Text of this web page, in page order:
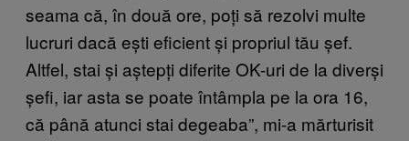
seama că, în două ore, poți să rezolvi multe
lucruri dacă ești eficient și propriul tău șef.
Altfel, stai și aștepți diferite OK-uri de la diverși
șefi, iar asta se poate întâmpla pe la ora 16,
că până atunci stai degeaba”, mi-a mărturisit